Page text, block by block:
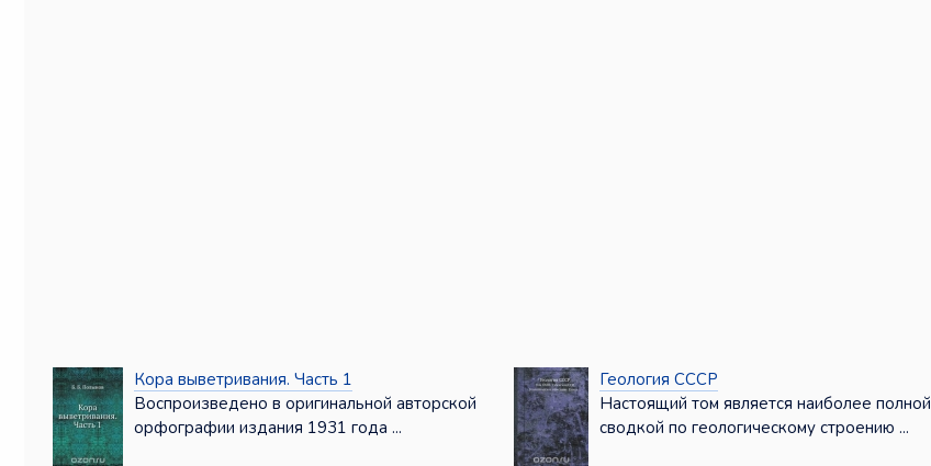
Кора выветривания. Часть 1
Воспроизведено в оригинальной авторской
орфографии издания 1931 года ...
Геология СССР
Настоящий том является наиболее полной
сводкой по геологическому строению ...